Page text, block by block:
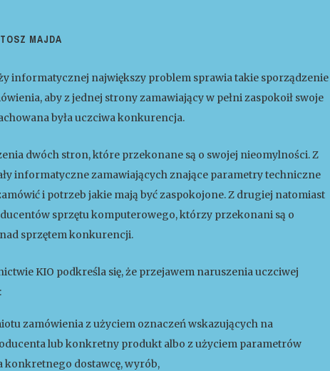
MAJDA
informatycznej największy problem sprawia takie sporządzenie
aby z jednej strony zamawiający w pełni zaspokoił swoje
była uczciwa konkurencja.
dwóch stron, które przekonane są o swojej nieomylności. Z
informatyczne zamawiających znające parametry techniczne
i potrzeb jakie mają być zaspokojone. Z drugiej natomiast
sprzętu komputerowego, którzy przekonani są o
sprzętem konkurencji.
KIO podkreśla się, że przejawem naruszenia uczciwej
zamówienia z użyciem oznaczeń wskazujących na
lub konkretny produkt albo z użyciem parametrów
konkretnego dostawcę, wyrób,